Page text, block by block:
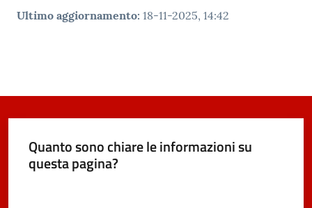
Ultimo aggiornamento: 18-11-2025, 14:42
Quanto sono chiare le informazioni su
questa pagina?